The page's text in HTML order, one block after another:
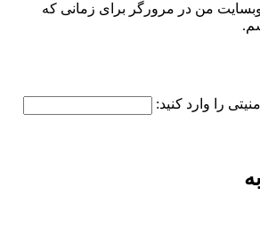
وبسایت من در مرورگر برای زمانی که
را وارد کنید: